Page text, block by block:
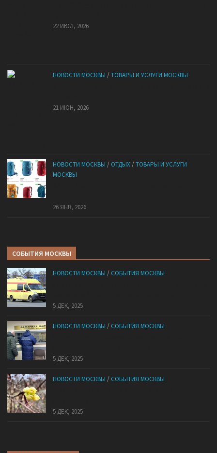
22 ИЮЛ, 2026
НОВОСТИ МОСКВЫ /ТОВАРЫ И УСЛУГИ МОСКВЫ
21 ИЮН, 2026
НОВОСТИ МОСКВЫ / ОТДЫХ/ТОВАРЫ И УСЛУГИ
МОСКВЫ
26 ЯНВ, 2026
СОБЫТИЯ МОСКВЫ
НОВОСТИ МОСКВЫ / СОБЫТИЯ МОСКВЫ
5 ДЕК, 2025
НОВОСТИ МОСКВЫ / СОБЫТИЯ МОСКВЫ
5 ДЕК, 2025
НОВОСТИ МОСКВЫ / СОБЫТИЯ МОСКВЫ
5 ДЕК, 2025